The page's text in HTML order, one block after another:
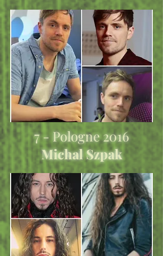
7 - Pologne 2016
Michal Szpak